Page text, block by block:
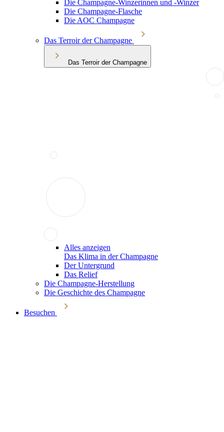
Die Champagne-Winzerinnen und -Winzer
Die Champagne-Flasche
Die AOC Champagne
Das Terroir der Champagne
Das Terroir der Champagne
Alles anzeigen
Das Klima in der Champagne
Der Untergrund
Das Relief
Die Champagne-Herstellung
Die Geschichte des Champagne
Besuchen